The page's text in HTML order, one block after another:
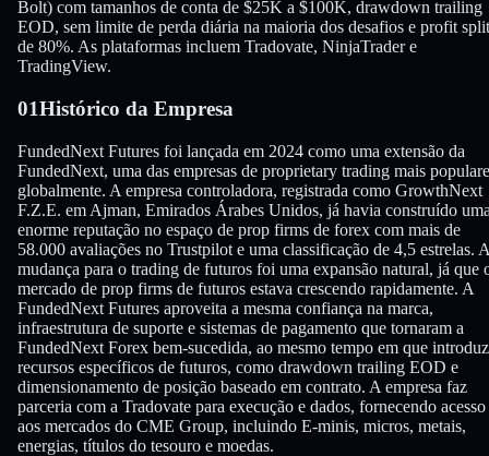
Bolt) com tamanhos de conta de $25K a $100K, drawdown trailing
EOD, sem limite de perda diária na maioria dos desafios e profit split
de 80%. As plataformas incluem Tradovate, NinjaTrader e
TradingView.
01Histórico da Empresa
FundedNext Futures foi lançada em 2024 como uma extensão da
FundedNext, uma das empresas de proprietary trading mais
globalmente. A empresa controladora, registrada como GrowthNext
F.Z.E. em Ajman, Emirados Árabes Unidos, já havia construído
enorme reputação no espaço de prop firms de forex com mais de
58.000 avaliações no Trustpilot e uma classificação de 4,5 estrelas. A
mudança para o trading de futuros foi uma expansão natural, já que
mercado de prop firms de futuros estava crescendo rapidamente. A
FundedNext Futures aproveita a mesma confiança na marca,
infraestrutura de suporte e sistemas de pagamento que tornaram a
FundedNext Forex bem-sucedida, ao mesmo tempo em que introduz
recursos específicos de futuros, como drawdown trailing EOD e
dimensionamento de posição baseado em contrato. A empresa faz
parceria com a Tradovate para execução e dados, fornecendo acesso
aos mercados do CME Group, incluindo E-minis, micros, metais,
energias, títulos do tesouro e moedas.